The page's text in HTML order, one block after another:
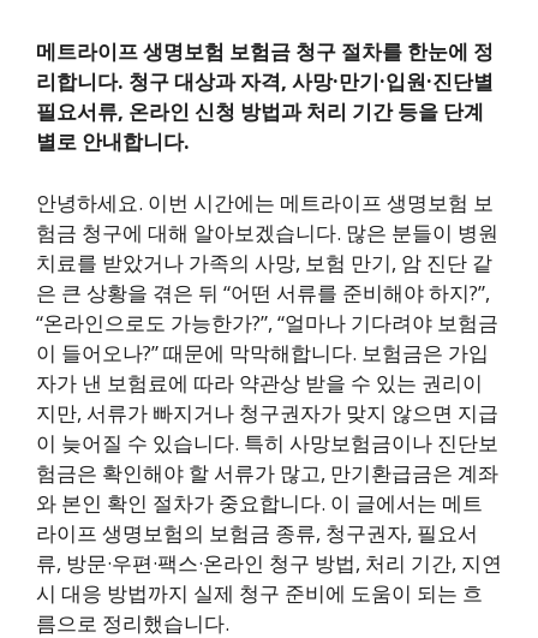
메트라이프 생명보험 보험금 청구 절차를 한눈에 정
리합니다. 청구 대상과 자격, 사망·만기·입원·진단별
필요서류, 온라인 신청 방법과 처리 기간 등을 단계
별로 안내합니다.
안녕하세요. 이번 시간에는 메트라이프 생명보험 보
험금 청구에 대해 알아보겠습니다. 많은 분들이 병원
치료를 받았거나 가족의 사망, 보험 만기, 암 진단 같
은 큰 상황을 겪은 뒤 “어떤 서류를 준비해야 하지?”,
“온라인으로도 가능한가?”, “얼마나 기다려야 보험금
이 들어오나?” 때문에 막막해합니다. 보험금은 가입
자가 낸 보험료에 따라 약관상 받을 수 있는 권리이
지만, 서류가 빠지거나 청구권자가 맞지 않으면 지급
이 늦어질 수 있습니다. 특히 사망보험금이나 진단보
험금은 확인해야 할 서류가 많고, 만기환급금은 계좌
와 본인 확인 절차가 중요합니다. 이 글에서는 메트
라이프 생명보험의 보험금 종류, 청구권자, 필요서
류, 방문·우편·팩스·온라인 청구 방법, 처리 기간, 지연
시 대응 방법까지 실제 청구 준비에 도움이 되는 흐
름으로 정리했습니다.